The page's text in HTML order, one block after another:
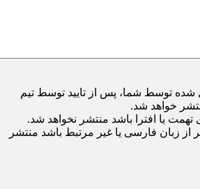
شده توسط شما، پس از تایید توسط تیم
خواهد شد.
تهمت یا افترا باشد منتشر نخواهد شد.
از زبان فارسی یا غیر مرتبط باشد منتشر